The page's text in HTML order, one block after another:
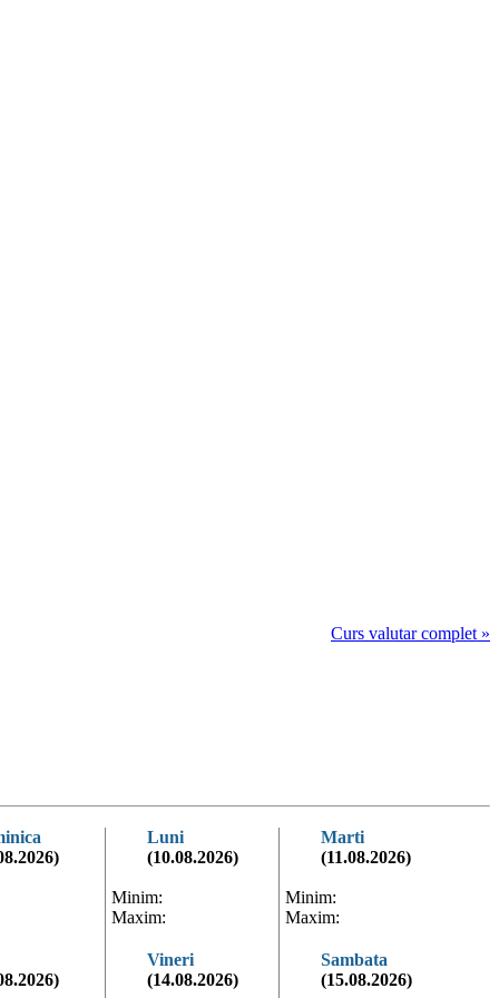
Curs valutar complet »
Luni
(10.08.2026)
Minim:
Maxim:
Marti
(11.08.2026)
Minim:
Maxim:
Vineri
(14.08.2026)
Sambata
(15.08.2026)